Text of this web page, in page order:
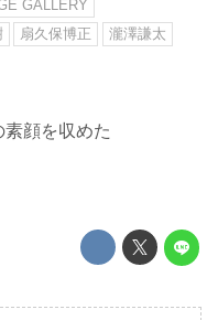
GALLERY
扇久保博正
瀧澤謙太
顔を収めた